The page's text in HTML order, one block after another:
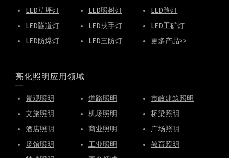
LED草坪灯
LED照树灯
LED路灯
LED隧道灯
LED扶手灯
LED工矿灯
LED防爆灯
LED三防灯 更多产品>>
亮化照明应用领域
景观照明 道路照明
市政建筑照明
文旅照明
机场照明
桥梁照明
酒店照明
商业照明
广场照明
场馆照明
工业照明
教育照明